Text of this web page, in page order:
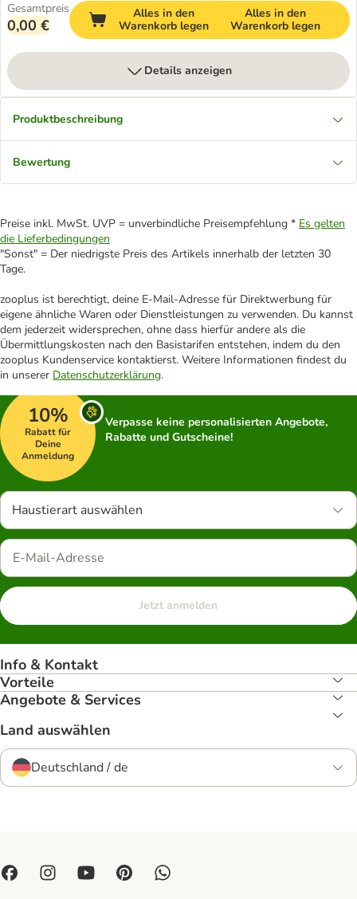
Gesamtpreis
0,00 €
Alles in den
Warenkorb legen
Alles in den
Warenkorb legen
Details anzeigen
Produktbeschreibung
Bewertung
Preise inkl. MwSt. UVP = unverbindliche Preisempfehlung * Es gelten
die Lieferbedingungen
"Sonst" = Der niedrigste Preis des Artikels innerhalb der letzten 30
Tage.
zooplus ist berechtigt, deine E-Mail-Adresse für Direktwerbung für
eigene ähnliche Waren oder Dienstleistungen zu verwenden. Du kannst
dem jederzeit widersprechen, ohne dass hierfür andere als die
Übermittlungskosten nach den Basistarifen entstehen, indem du den
zooplus Kundenservice kontaktierst. Weitere Informationen findest du
in unserer Datenschutzerklärung.
10%
Rabatt für
Deine
Anmeldung
Verpasse keine personalisierten Angebote,
Rabatte und Gutscheine!
Haustierart auswählen
Jetzt anmelden
Info & Kontakt
Vorteile
Angebote & Services
Land auswählen
Deutschland / de